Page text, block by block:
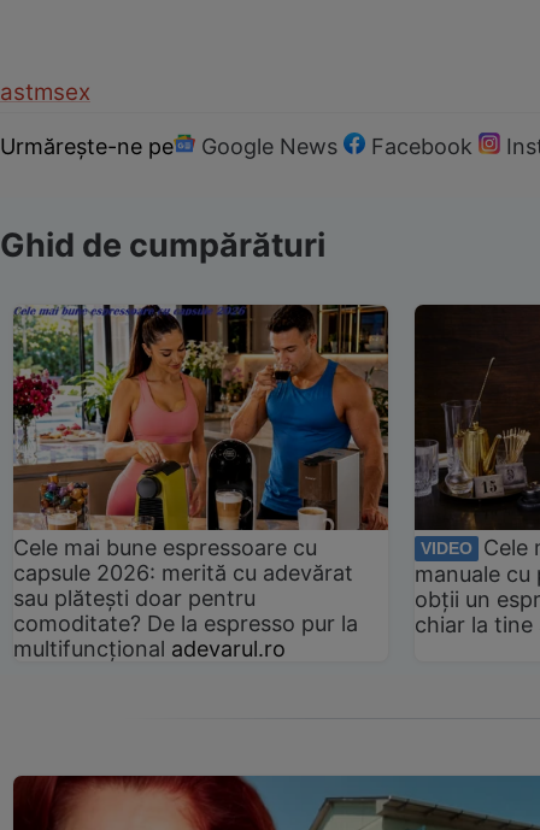
astmsex
Urmărește-ne pe Google News Facebook
Ghid de cumpărături
Cele mai bune espressoare cu
capsule 2026: merită cu adevărat
sau plătești doar pentru
comoditate? De la espresso pur la
multifuncțional adevarul.ro
VIDEO
Cele
manuale
obții un
chiar la tine